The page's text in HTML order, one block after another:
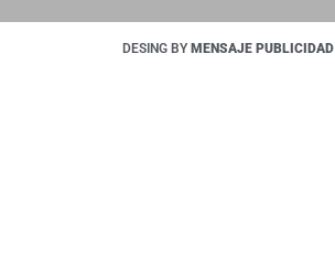
DESING BY MENSAJE PUBLICIDAD